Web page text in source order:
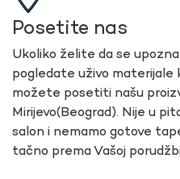
Posetite nas
Ukoliko želite da se
pogledate uživo materijale
možete posetiti našu
Mirijevo(Beograd). Nije u
salon i nemamo gotove
tačno prema Vašoj